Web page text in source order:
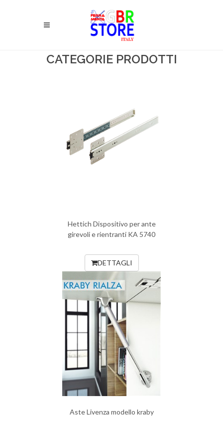
CATEGORIE PRODOTTI
Hettich Dispositivo per ante
girevoli e rientranti KA 5740
DETTAGLI
Aste Livenza modello kraby